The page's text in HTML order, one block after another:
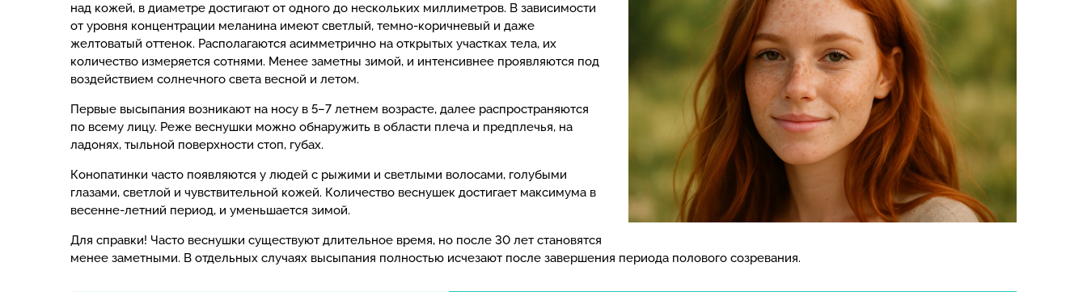
над кожей, в диаметре достигают от одного до нескольких миллиметров. В зависимости
от уровня концентрации меланина имеют светлый, темно-коричневый и даже
желтоватый оттенок. Располагаются асимметрично на открытых участках тела, их
количество измеряется сотнями. Менее заметны зимой, и интенсивнее проявляются под
воздействием солнечного света весной и летом.
Первые высыпания возникают на носу в 5–7 летнем возрасте, далее распространяются
по всему лицу. Реже веснушки можно обнаружить в области плеча и предплечья, на
ладонях, тыльной поверхности стоп, губах.
Конопатинки часто появляются у людей с рыжими и светлыми волосами, голубыми
глазами, светлой и чувствительной кожей. Количество веснушек достигает максимума в
весенне-летний период, и уменьшается зимой.
Для справки! Часто веснушки существуют длительное время, но после 30 лет становятся
менее заметными. В отдельных случаях высыпания полностью исчезают после завершения периода полового созревания.